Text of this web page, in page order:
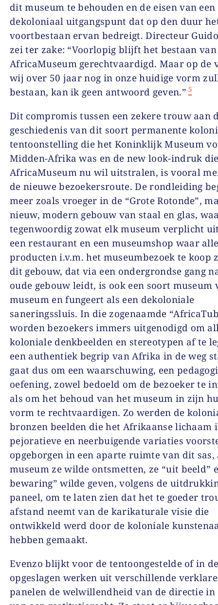
dit museum te behouden en de eisen van
dekoloniaal uitgangspunt dat op den duur
voortbestaan ervan bedreigt. Directeur
zei ter zake: “Voorlopig blijft het bestaan
AfricaMuseum gerechtvaardigd. Maar op de
wij over 50 jaar nog in onze huidige vorm
bestaan, kan ik geen antwoord geven.” 5
Dit compromis tussen een zekere trouw aan
geschiedenis van dit soort permanente
tentoonstelling die het Koninklijk Museum
Midden-Afrika was en de new look-indruk
AfricaMuseum nu wil uitstralen, is vooral
de nieuwe bezoekersroute. De rondleiding
meer zoals vroeger in de “Grote Rotonde”,
nieuw, modern gebouw van staal en glas,
tegenwoordig zowat elk museum verplicht
een restaurant en een museumshop waar
producten i.v.m. het museumbezoek te koop
dit gebouw, dat via een ondergrondse gang
oude gebouw leidt, is ook een soort museum
museum en fungeert als een dekoloniale
saneringssluis. In die zogenaamde
worden bezoekers immers uitgenodigd om
koloniale denkbeelden en stereotypen af te
een authentiek begrip van Afrika in de weg
gaat dus om een waarschuwing, een
oefening, zowel bedoeld om de bezoeker te
als om het behoud van het museum in zijn
vorm te rechtvaardigen. Zo werden de
bronzen beelden die het Afrikaanse lichaam
pejoratieve en neerbuigende variaties
opgeborgen in een aparte ruimte van dit sas,
museum ze wilde ontsmetten, ze “uit beeld”
bewaring” wilde geven, volgens de
paneel, om te laten zien dat het te goeder
afstand neemt van de karikaturale visie die
ontwikkeld werd door de koloniale
hebben gemaakt.
Evenzo blijkt voor de tentoongestelde of in
opgeslagen werken uit verschillende
panelen de welwillendheid van de directie in